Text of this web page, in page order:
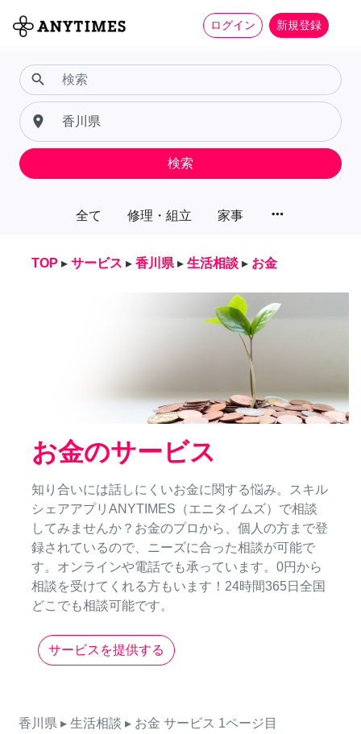
ログイン 新規登録
全て 修理・組立 家事 more_horiz
search
place
検索
TOP ▸ サービス ▸ 香川県 ▸ 生活相談 ▸ お金
お金のサービス
知り合いには話しにくいお金に関する悩み。スキル
シェアアプリANYTIMES（エニタイムズ）で相談
してみませんか？お金のプロから、個人の方まで登
録されているので、ニーズに合った相談が可能で
す。オンラインや電話でも承っています。0円から
相談を受けてくれる方もいます！24時間365日全国
どこでも相談可能です。
サービスを提供する
香川県 ▸ 生活相談 ▸ お金 サービス 1ページ目